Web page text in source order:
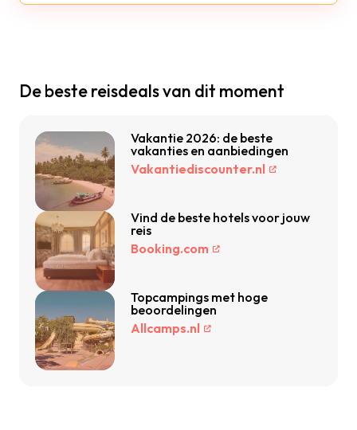
De beste reisdeals van dit moment
Vakantie 2026: de beste
vakanties en aanbiedingen
Vakantiediscounter.nl
Vind de beste hotels voor jouw
reis
Booking.com
Topcampings met hoge
beoordelingen
Allcamps.nl